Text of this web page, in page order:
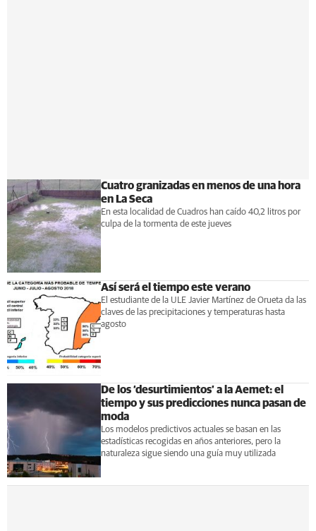
Cuatro granizadas en menos de una hora
en La Seca
En esta localidad de Cuadros han caído 40,2 litros por
culpa de la tormenta de este jueves
Así será el tiempo este verano
El estudiante de la ULE Javier Martínez de Orueta da las
claves de las precipitaciones y temperaturas hasta
agosto
De los ‘desurtimientos’ a la Aemet: el
tiempo y sus predicciones nunca pasan de
moda
Los modelos predictivos actuales se basan en las
estadísticas recogidas en años anteriores, pero la
naturaleza sigue siendo una guía muy utilizada